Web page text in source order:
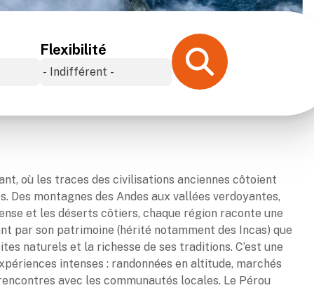
Flexibilité
où les traces des civilisations anciennes côtoient
Des montagnes des Andes aux vallées verdoyantes,
et les déserts côtiers, chaque région raconte une
par son patrimoine (hérité notamment des Incas) que
naturels et la richesse de ses traditions. C’est une
intenses : randonnées en altitude, marchés
avec les communautés locales. Le Pérou